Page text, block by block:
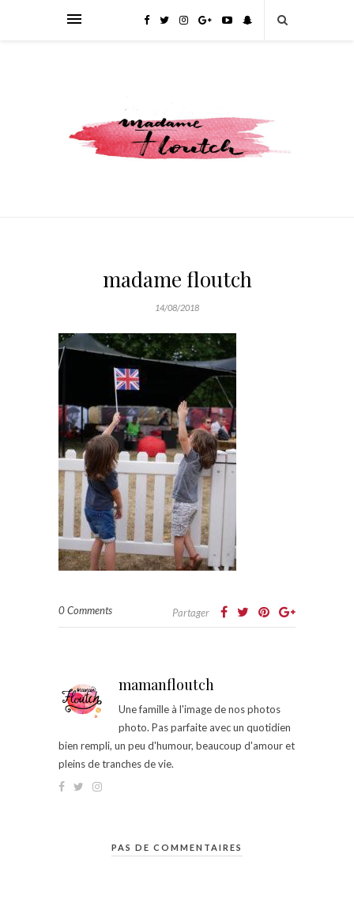
madame floutch
14/08/2018
0 Comments Partager
mamanfloutch
Une famille à l'image de nos photos
photo. Pas parfaite avec un quotidien
bien rempli, un peu d'humour, beaucoup d'amour et
pleins de tranches de vie.
PAS DE COMMENTAIRES